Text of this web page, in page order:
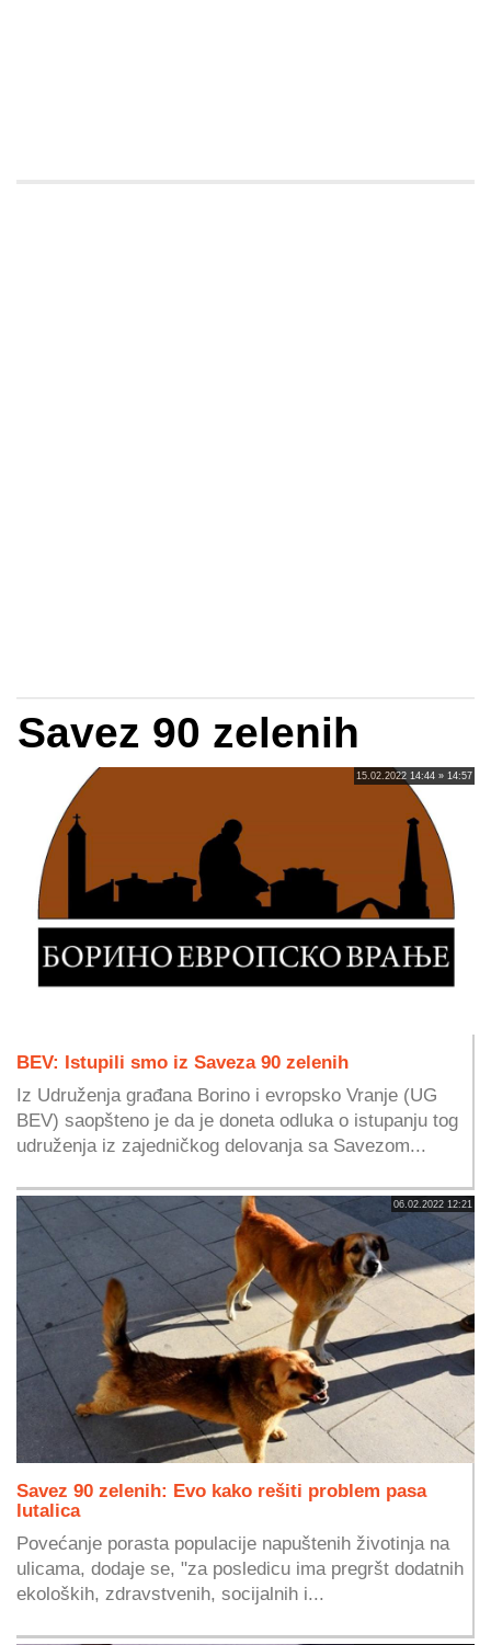
Savez 90 zelenih
15.02.2022 14:44 » 14:57
BEV: Istupili smo iz Saveza 90 zelenih
Iz Udruženja građana Borino i evropsko Vranje (UG
BEV) saopšteno je da je doneta odluka o istupanju tog
udruženja iz zajedničkog delovanja sa Savezom...
06.02.2022 12:21
Savez 90 zelenih: Evo kako rešiti problem pasa
lutalica
Povećanje porasta populacije napuštenih životinja na
ulicama, dodaje se, "za posledicu ima pregršt dodatnih
ekoloških, zdravstvenih, socijalnih i...